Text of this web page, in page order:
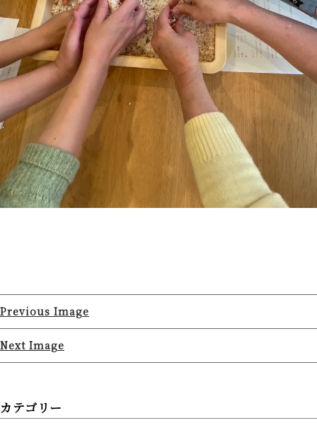
Previous Image
Next Image
カテゴリー